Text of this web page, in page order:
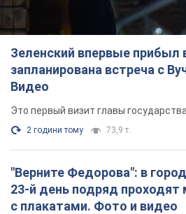
Зеленский впервые прибыл
запланирована встреча с
Видео
Это первый визит главы
2 години тому 73,9 т.
"Верните Федорова": в
23-й день подряд
с плакатами. Фото и видео